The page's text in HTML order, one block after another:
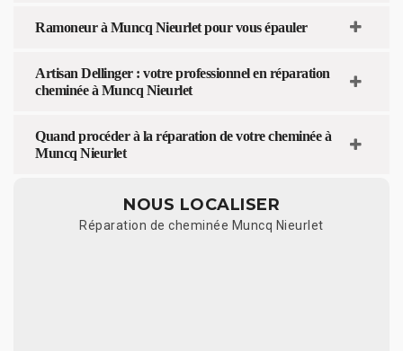
Ramoneur à Muncq Nieurlet pour vous épauler
Artisan Dellinger : votre professionnel en réparation
cheminée à Muncq Nieurlet
Quand procéder à la réparation de votre cheminée à
Muncq Nieurlet
NOUS LOCALISER
Réparation de cheminée Muncq Nieurlet